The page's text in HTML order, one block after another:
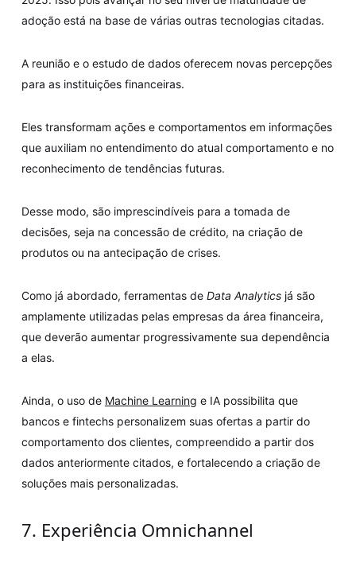
adoção está na base de várias outras tecnologias citadas.
A reunião e o estudo de dados oferecem novas percepções
para as instituições financeiras.
Eles transformam ações e comportamentos em informações
que auxiliam no entendimento do atual comportamento e no
reconhecimento de tendências futuras.
Desse modo, são imprescindíveis para a tomada de
decisões, seja na concessão de crédito, na criação de
produtos ou na antecipação de crises.
Como já abordado, ferramentas de Data Analyticsjá são
amplamente utilizadas pelas empresas da área financeira,
que deverão aumentar progressivamente sua dependência
a elas.
Ainda, o uso de Machine Learning e IA possibilita que
bancos e fintechs personalizem suas ofertas a partir do
comportamento dos clientes, compreendido a partir dos
dados anteriormente citados, e fortalecendo a criação de
soluções mais personalizadas.
7. Experiência Omnichannel